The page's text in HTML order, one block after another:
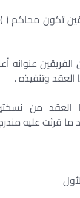
تكون محاكم
عنوانه
وتنفيذه .
العقد من
ما قرئت عليه